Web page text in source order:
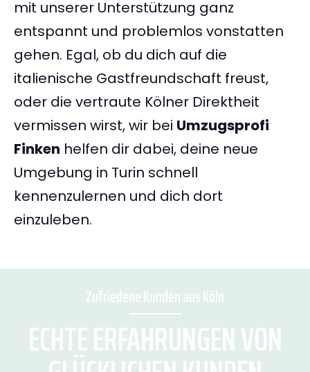
mit unserer Unterstützung ganz
entspannt und problemlos vonstatten
gehen. Egal, ob du dich auf die
italienische Gastfreundschaft freust,
oder die vertraute Kölner Direktheit
vermissen wirst, wir bei Umzugsprofi
Finken helfen dir dabei, deine neue
Umgebung in Turin schnell
kennenzulernen und dich dort
einzuleben.
Zufriedene Kunden aus Köln
ECHTE ERFAHRUNGEN VON